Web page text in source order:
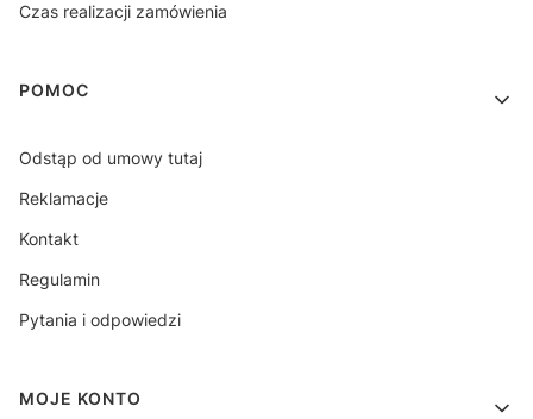
Czas realizacji zamówienia
POMOC
Odstąp od umowy tutaj
Reklamacje
Kontakt
Regulamin
Pytania i odpowiedzi
MOJE KONTO